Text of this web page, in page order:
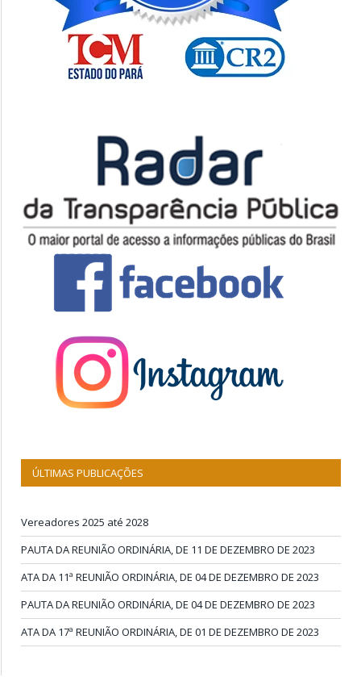
ÚLTIMAS PUBLICAÇÕES
Vereadores 2025 até 2028
PAUTA DA REUNIÃO ORDINÁRIA, DE 11 DE DEZEMBRO DE 2023
ATA DA 11ª REUNIÃO ORDINÁRIA, DE 04 DE DEZEMBRO DE 2023
PAUTA DA REUNIÃO ORDINÁRIA, DE 04 DE DEZEMBRO DE 2023
ATA DA 17ª REUNIÃO ORDINÁRIA, DE 01 DE DEZEMBRO DE 2023